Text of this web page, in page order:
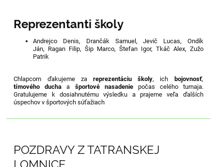
Reprezentanti školy
Andrejco Denis, Drančák Samuel,Jevič Lucas, Ondík
Ján, Ragan Filip,Šip Marco, Štefan Igor, Tkáč Alex, Zužo
Patrik
Chlapcom ďakujeme za reprezentáciu školy, ich bojovnosť,
tímového ducha a športové nasadeniepočas celého turnaja.
Gratulujeme k dosiahnutému výsledku a prajeme veľa ďalších
úspechov v športových súťažiach
POZDRAVY Z TATRANSKEJ
LOMNICE